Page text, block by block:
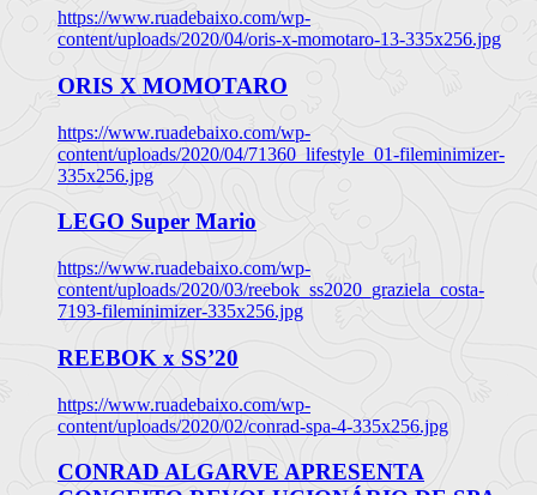
https://www.ruadebaixo.com/wp-
content/uploads/2020/04/oris-x-momotaro-13-335x256.jpg
ORIS X MOMOTARO
https://www.ruadebaixo.com/wp-
content/uploads/2020/04/71360_lifestyle_01-fileminimizer-
335x256.jpg
LEGO Super Mario
https://www.ruadebaixo.com/wp-
content/uploads/2020/03/reebok_ss2020_graziela_costa-
7193-fileminimizer-335x256.jpg
REEBOK x SS’20
https://www.ruadebaixo.com/wp-
content/uploads/2020/02/conrad-spa-4-335x256.jpg
CONRAD ALGARVE APRESENTA